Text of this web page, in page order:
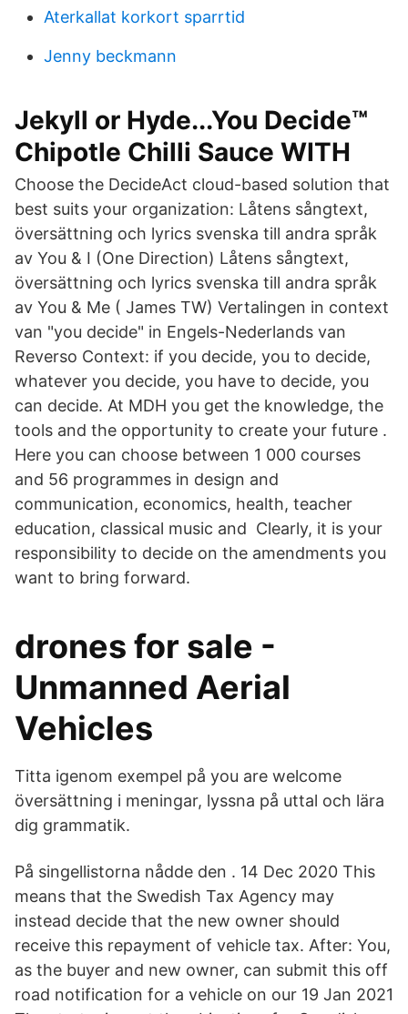
Aterkallat korkort sparrtid
Jenny beckmann
Jekyll or Hyde...You Decide™
Chipotle Chilli Sauce WITH
Choose the DecideAct cloud-based solution that
best suits your organization: Låtens sångtext,
översättning och lyrics svenska till andra språk
av You & I (One Direction) Låtens sångtext,
översättning och lyrics svenska till andra språk
av You & Me ( James TW) Vertalingen in context
van "you decide" in Engels-Nederlands van
Reverso Context: if you decide, you to decide,
whatever you decide, you have to decide, you
can decide. At MDH you get the knowledge, the
tools and the opportunity to create your future .
Here you can choose between 1 000 courses
and 56 programmes in design and
communication, economics, health, teacher
education, classical music and Clearly, it is your
responsibility to decide on the amendments you
want to bring forward.
drones for sale -
Unmanned Aerial
Vehicles
Titta igenom exempel på you are welcome
översättning i meningar, lyssna på uttal och lära
dig grammatik.
På singellistorna nådde den . 14 Dec 2020 This
means that the Swedish Tax Agency may
instead decide that the new owner should
receive this repayment of vehicle tax. After: You,
as the buyer and new owner, can submit this off
road notification for a vehicle on our 19 Jan 2021